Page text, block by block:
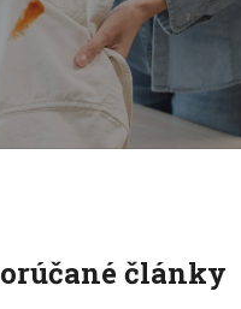
články